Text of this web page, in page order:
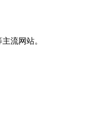
流网站。